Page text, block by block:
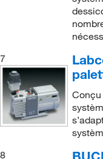
4/4.6 CFM(2)
(1)
45 L/min. (1)
5,5 L/min.
(1)
5,7 m³/h (50 Hz)
5.6 CFM(4)
(1)
5 mbar (±2 mbar)
mbar (à
Mbar)
5,3 torr (sans
gaz)(7)
5.2 Torr(1)
52 Torr(2)
7
8